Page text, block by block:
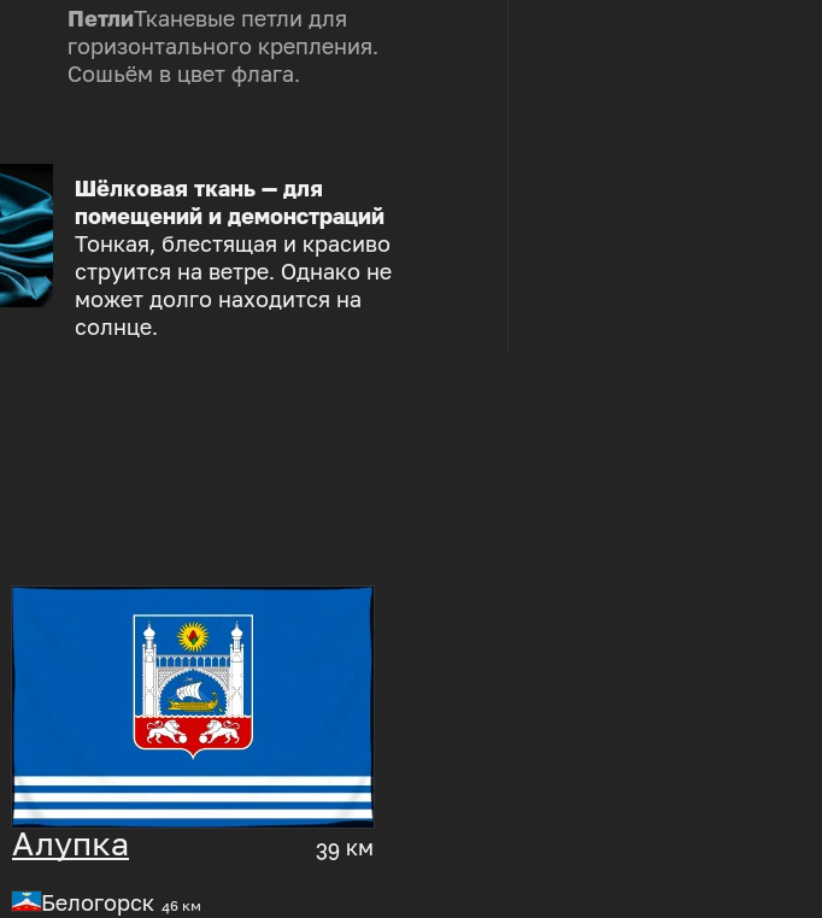
ПетлиТканевые петли для
горизонтального крепления.
Сошьём в цвет флага.
Шёлковая ткань — для
помещений и демонстраций
Тонкая, блестящая и красиво
струится на ветре. Однако не
может долго находится на
солнце.
Алупка 39 км
Белогорск 46 км